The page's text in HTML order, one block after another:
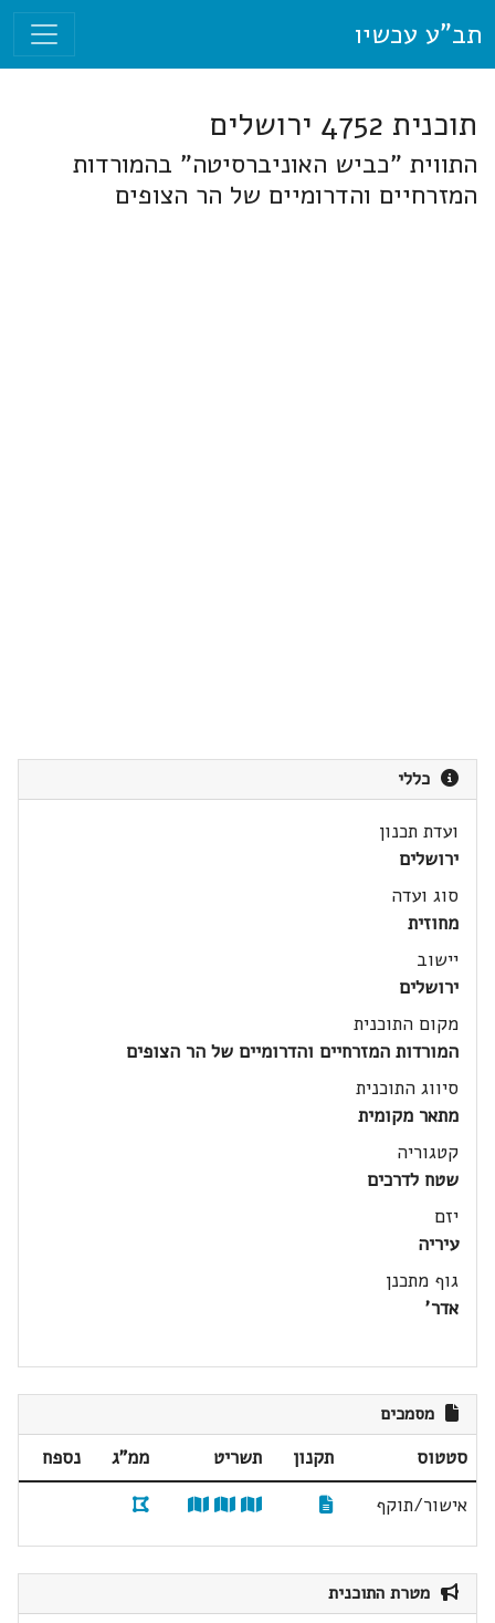
תב"ע עכשיו
תוכנית 4752 ירושלים
התווית "כביש האוניברסיטה" בהמורדות
המזרחיים והדרומיים של הר הצופים
כללי
ועדת תכנון
ירושלים
סוג ועדה
מחוזית
יישוב
ירושלים
מקום התוכנית
המורדות המזרחיים והדרומיים של הר הצופים
סיווג התוכנית
מתאר מקומית
קטגוריה
שטח לדרכים
יזם
עיריה
גוף מתכנן
אדר'
מסמכים
סטטוס תקנון תשריט ממ"ג
נספח
אישור/תוקף
מטרת התוכנית